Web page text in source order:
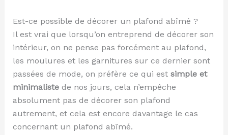
Est-ce possible de décorer un plafond abîmé ?
Il est vrai que lorsqu’on entreprend de décorer son
intérieur, on ne pense pas forcément au plafond,
les moulures et les garnitures sur ce dernier sont
passées de mode, on préfère ce qui est simple et
minimalistede nos jours, cela n’empêche
absolument pas de décorer son plafond
autrement, et cela est encore davantage le cas
concernant un plafond abîmé.